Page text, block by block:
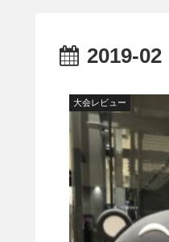
2019-02
大会レビュー